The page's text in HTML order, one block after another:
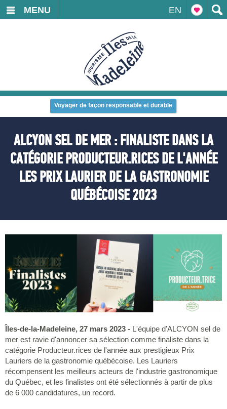
EN
MENU
Voyager de façon responsable et durable
ALCYON SEL DE MER : FINALISTE DANS LA
CATÉGORIE PRODUCTEUR.RICES DE L'ANNÉE
LES PRIX LAURIER DE LA GASTRONOMIE
QUÉBÉCOISE 2023
Îles-de-la-Madeleine, 27 mars 2023 - L'équipe d'ALCYON sel de
mer est ravie d'annoncer sa sélection comme finaliste dans la
catégorie Producteur.rices de l'année aux prestigieux Prix
Lauriers de la gastronomie québécoise. Les Lauriers
récompensent les meilleurs acteurs de l'industrie gastronomique
du Québec, et les finalistes ont été sélectionnés à partir de plus
de 6 000 candidatures, un record.